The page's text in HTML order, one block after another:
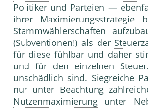
Politiker und Parteien —
ihrer Maximierungsstrategie
Stammwählerschaften
(Subventionen!) als der
für diese fühlbar und daher
und für den einzelnen
unschädlich sind. Siegreiche
nur unter Beachtung
Nutzenmaximierung unter